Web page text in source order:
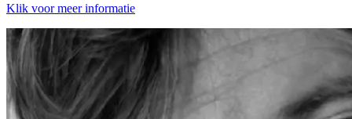
Klik voor meer informatie